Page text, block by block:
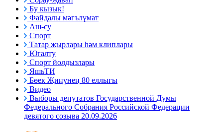
Бу кызык!
Файдалы мәгълүмат
Аш-су
Спорт
Татар җырлары һәм клиплары
Югалту
Спорт йолдызлары
ЯшьТИ
Бөек Җиңүнең 80 еллыгы
Видео
Выборы депутатов Государственной Думы
Федерального Собрания Российской Федерации
девятого созыва 20.09.2026